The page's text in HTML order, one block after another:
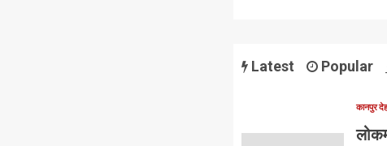
Latest Popular
कानपुर